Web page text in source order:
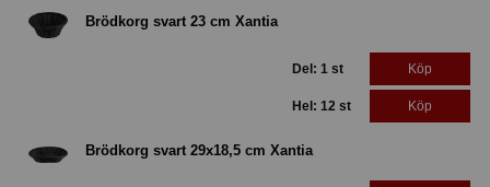
Brödkorg svart 23 cm Xantia
Del: 1 st Köp
Hel: 12 st Köp
Brödkorg svart 29x18,5 cm Xantia